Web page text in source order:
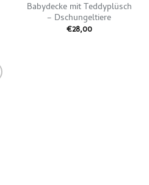
Babydecke mit Teddyplüsch
– Dschungeltiere
€28,00